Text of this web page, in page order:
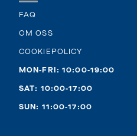
FAQ
OM OSS
COOKIEPOLICY
MON-FRI: 10:00-19:00
SAT: 10:00-17:00
SUN: 11:00-17:00